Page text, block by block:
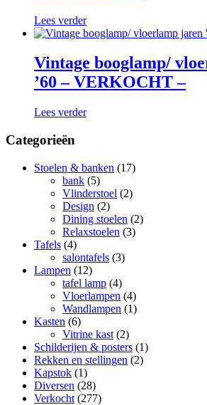
Lees verder
Vintage booglamp/
’60 – VERKOCHT –
Lees verder
Categorieën
Stoelen & banken (17)
bank (5)
Vlinderstoel (2)
Design (2)
Dining stoelen (2)
Relaxstoelen (3)
Tafels (4)
salontafels (3)
Lampen (12)
tafel lamp (4)
Vloerlampen (4)
Wandlampen (1)
Kasten (6)
Vitrine kast (2)
Schilderijen & posters (1)
Rekken en stellingen (2)
Kapstok (1)
Diversen (28)
Verkocht (277)